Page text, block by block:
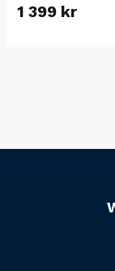
1 399 kr